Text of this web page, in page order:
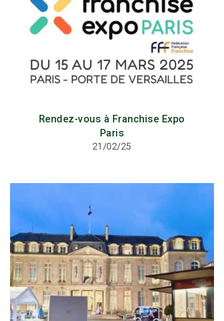
Rendez-vous à Franchise Expo
Paris
21/02/25